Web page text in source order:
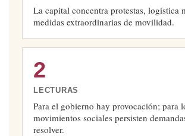
La capital concentra protestas, logística
medidas extraordinarias de movilidad.
2
LECTURAS
Para el gobierno hay provocación; para
movimientos sociales persisten
resolver.